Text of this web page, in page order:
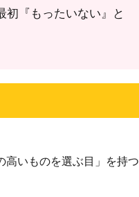
初『もったいない』と
高いものを選ぶ目」を持つ